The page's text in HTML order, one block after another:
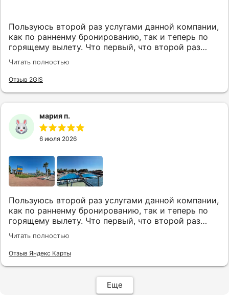
Пользуюсь второй раз услугами данной компании,
как по ранненму бронированию, так и теперь по
горящему вылету. Что первый, что второй раз
путёвки подобраны под наши индивидуальные
запросы идеально. Работаем с менеджером Анной
Макеевой, всегда на связи, всё чётко и быстро
Читать полностью
Отзыв 2GIS
мария п.
6 июля 2026
Пользуюсь второй раз услугами данной компании,
как по ранненму бронированию, так и теперь по
горящему вылету. Что первый, что второй раз
путёвки подобраны под наши индивидуальные
запросы идеально. Работаем с менеджером Анной
Макеевой, всегда на связи, всё чётко и быстро
Читать полностью
Отзыв Яндекс Карты
Еще